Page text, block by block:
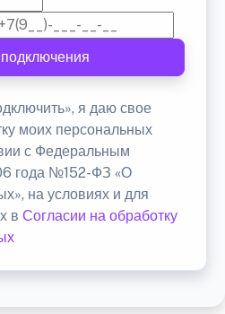
я даю свое
моих персональных
с Федеральным
года №152-ФЗ «О
на условиях и для
в Согласии на обработку